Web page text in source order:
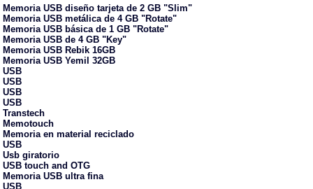
Memoria USB diseño tarjeta de 2 GB "Slim"
Memoria USB metálica de 4 GB "Rotate"
Memoria USB básica de 1 GB "Rotate"
Memoria USB de 4 GB "Key"
Memoria USB Rebik 16GB
Memoria USB Yemil 32GB
USB
USB
USB
USB
Transtech
Memotouch
Memoria en material reciclado
USB
Usb giratorio
USB touch and OTG
Memoria USB ultra fina
USB